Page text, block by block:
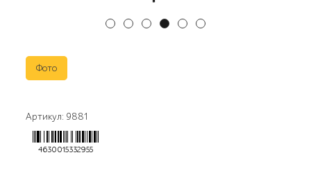
Фото
Артикул: 9881
4630015332955